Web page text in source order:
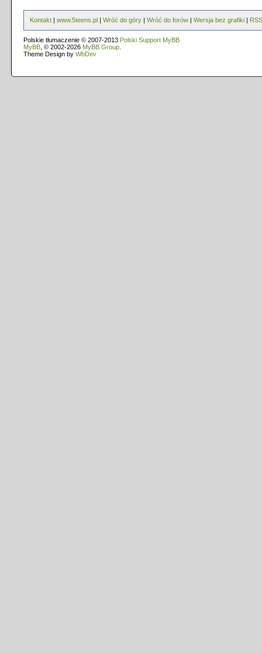
Kontakt | www.5teens.pl | Wróć do góry | Wróć do forów | Wersja bez grafiki | RSS
Polskie tłumaczenie © 2007-2013 Polski Support MyBB
MyBB , © 2002-2026 MyBB Group
Theme Design by WbDev